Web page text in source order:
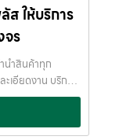
งินด่วนโดยไม่
วามลับ และ
ด้ พื้นที่บริการ
รุงเทพฯ เรามี
งวัฒนะ เขต สีลม
คุณอยู่ในซอย
ลม ช่องนนทรี
า กม.8 หรือใกล้
ให้บริการ
จร
นำสินค้าทุก
เอียดงาน บริการ
าว แจ้งวัฒนะ สีลม
ลอดภัย ให้ราคา
รรับจำนำสินค้าทุก